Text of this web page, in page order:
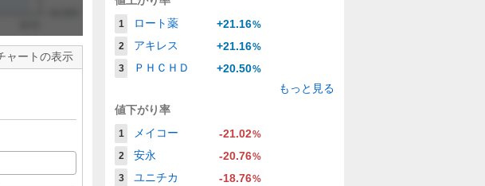
ャートの表示
1 ロート薬 +21.16%
2
アキレス +21.16%
3
ＰＨＣＨＤ +20.50%
もっと見る
値下がり率
1 メイコー -21.02%
2
安永 -20.76%
3
ユニチカ -18.76%